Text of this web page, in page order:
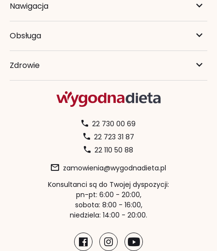
Nawigacja
Obsługa
Zdrowie
22 730 00 69
22 723 31 87
22 110 50 88
zamowienia@wygodnadieta.pl
Konsultanci są do Twojej dyspozycji:
pn-pt: 6:00 - 20:00,
sobota: 8:00 - 16:00,
niedziela: 14:00 - 20:00.